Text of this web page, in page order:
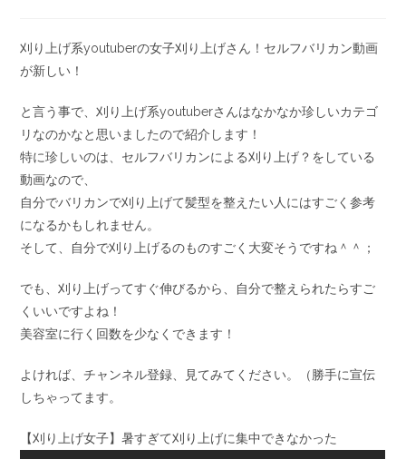
刈り上げ系youtuberの女子刈り上げさん！セルフバリカン動画
が新しい！
と言う事で、刈り上げ系youtuberさんはなかなか珍しいカテゴ
リなのかなと思いましたので紹介します！
特に珍しいのは、セルフバリカンによる刈り上げ？をしている
動画なので、
自分でバリカンで刈り上げて髪型を整えたい人にはすごく参考
になるかもしれません。
そして、自分で刈り上げるのものすごく大変そうですね＾＾；
でも、刈り上げってすぐ伸びるから、自分で整えられたらすご
くいいですよね！
美容室に行く回数を少なくできます！
よければ、チャンネル登録、見てみてください。（勝手に宣伝
しちゃってます。
【刈り上げ女子】暑すぎて刈り上げに集中できなかった